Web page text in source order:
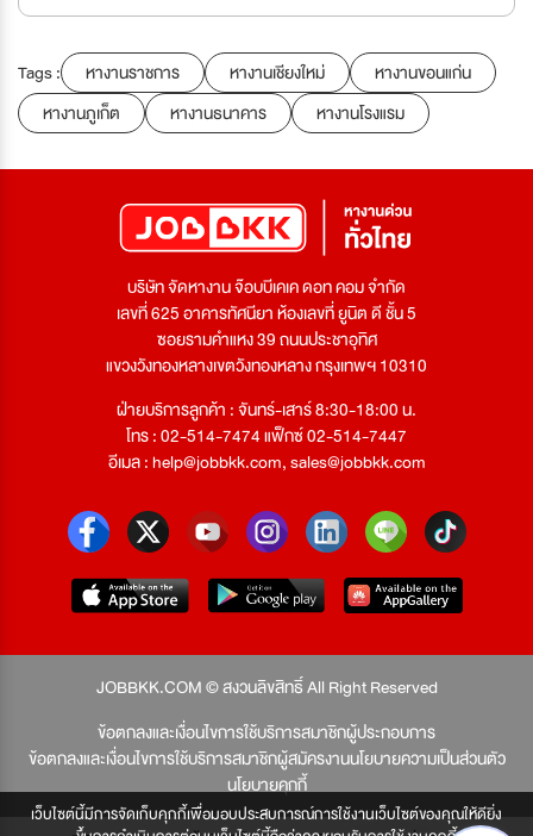
เว็บไซต์นี้มีการจัดเก็บคุกกี้เพื่อมอบประสบการณ์การใช้งานเว็บไซต์ของคุณให้ดียิ่ง
Tags : หางานราชการ หางานเชียงใหม่
หางานขอนแก่น
หางานภูเก็ต
หางานธนาคาร หางานโรงแรม
บริษัท จัดหางาน จ๊อบบีเคเค ดอท คอม จำกัด
เลขที่ 625 อาคารทัศนียา ห้องเลขที่ ยูนิต ดี ชั้น 5
ซอยรามคำแหง 39 ถนนประชาอุทิศ
แขวงวังทองหลางเขตวังทองหลาง กรุงเทพฯ 10310
ฝ่ายบริการลูกค้า : จันทร์-เสาร์ 8:30-18:00 น.
โทร : 02-514-7474 แฟ็กซ์ 02-514-7447
อีเมล :help@jobbkk.com,sales@jobbkk.com
JOBBKK.COM © สงวนลิขสิทธิ์ All Right Reserved
ข้อตกลงและเงื่อนไขการใช้บริการสมาชิกผู้ประกอบการ
ข้อตกลงและเงื่อนไขการใช้บริการสมาชิกผู้สมัครงานนโยบายความเป็นส่วนตัว
นโยบายคุกกี้